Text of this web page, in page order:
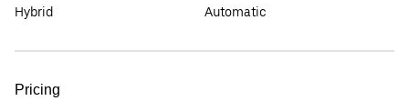
Hybrid
Automatic
Pricing